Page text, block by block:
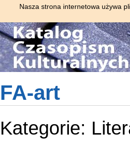
Nasza strona internetowa używa
FA-art
Kategorie: